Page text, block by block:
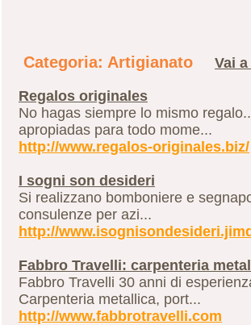
Categoria: Artigianato Vai
Regalos originales
No hagas siempre lo mismo
apropiadas para todo mome...
http://www.regalos-originales.biz/
I sogni son desideri
Si realizzano bomboniere e
consulenze per azi...
http://
Fabbro Travelli: carpenteria
Fabbro Travelli 30 anni di
Carpenteria metallica, port...
http://www.fabbrotravelli.com